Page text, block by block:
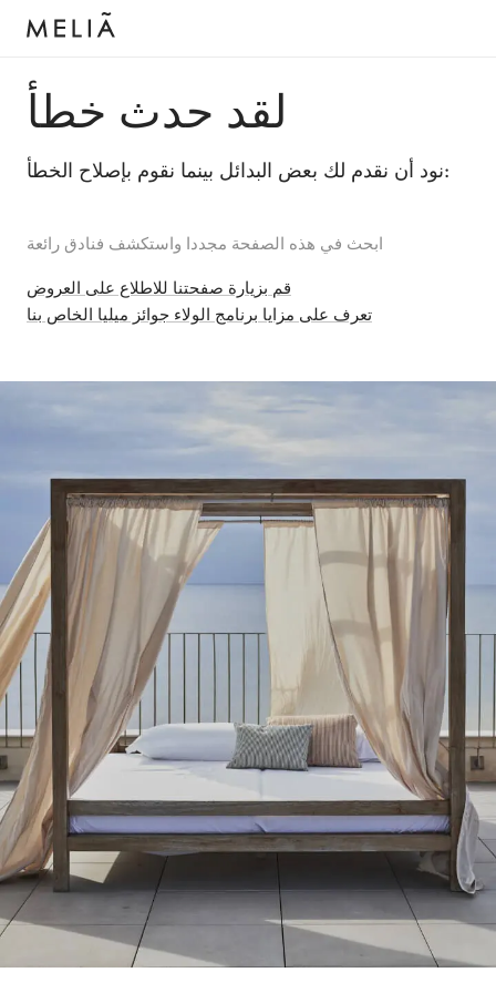
لقد حدث خطأ
نود أن نقدم لك بعض البدائل بينما نقوم بإصلاح الخطأ:
ابحث في هذه الصفحة مجددا واستكشف فنادق رائعة
قم بزيارة صفحتنا للاطلاع على العروض
تعرف على مزايا برنامج الولاء جوائز ميليا الخاص بنا